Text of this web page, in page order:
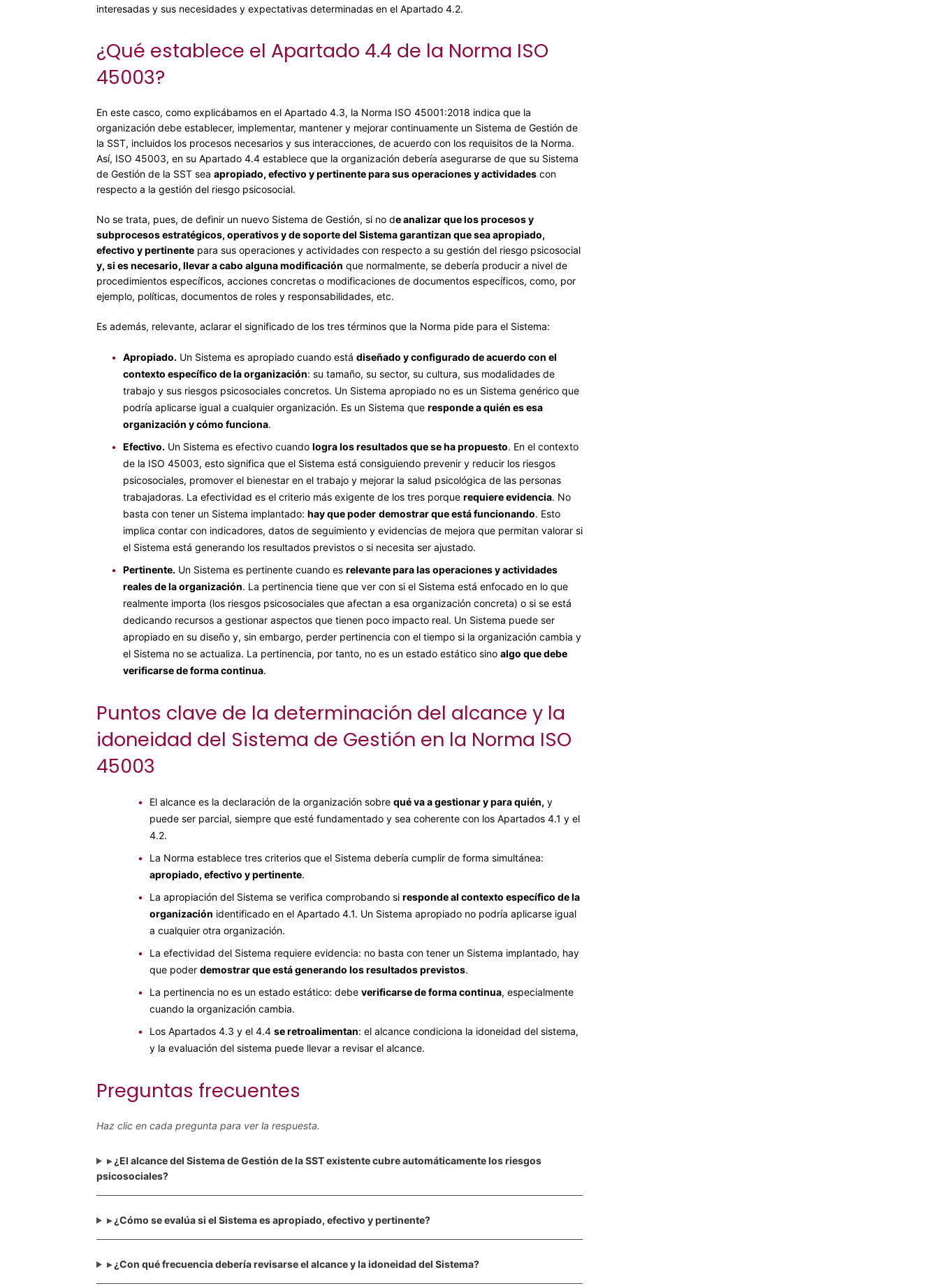
interesadas y sus necesidades y expectativas determinadas en el Apartado 4.2.
¿Qué establece el Apartado 4.4 de la Norma ISO
45003?
En este casco, como explicábamos en el Apartado 4.3, la Norma ISO 45001:2018 indica que la
organización debe establecer, implementar, mantener y mejorar continuamente un Sistema de Gestión de
la SST, incluidos los procesos necesarios y sus interacciones, de acuerdo con los requisitos de la Norma.
Así, ISO 45003, en su Apartado 4.4 establece que la organización debería asegurarse de que su Sistema
de Gestión de la SST sea apropiado, efectivo y pertinente para sus operaciones y actividades con
respecto a la gestión del riesgo psicosocial.
No se trata, pues, de definir un nuevo Sistema de Gestión, si no de analizar que los procesos y
subprocesos estratégicos, operativos y de soporte del Sistema garantizan que sea apropiado,
efectivo y pertinente para sus operaciones y actividades con respecto a su gestión del riesgo psicosocial
y, si es necesario, llevar a cabo alguna modificación que normalmente, se debería producir a nivel de
procedimientos específicos, acciones concretas o modificaciones de documentos específicos, como, por
ejemplo, políticas, documentos de roles y responsabilidades, etc.
Es además, relevante, aclarar el significado de los tres términos que la Norma pide para el Sistema:
• Apropiado.Un Sistema es apropiado cuando está diseñado y configurado de acuerdo con el
contexto específico de la organización: su tamaño, su sector, su cultura, sus modalidades de
trabajo y sus riesgos psicosociales concretos. Un Sistema apropiado no es un Sistema genérico que
podría aplicarse igual a cualquier organización. Es un Sistema que responde a quién es esa
organización y cómo funciona.
•
Efectivo.Un Sistema es efectivo cuando logra los resultados que se ha propuesto. En el contexto
de la ISO 45003, esto significa que el Sistema está consiguiendo prevenir y reducir los riesgos
psicosociales, promover el bienestar en el trabajo y mejorar la salud psicológica de las personas
trabajadoras. La efectividad es el criterio más exigente de los tres porque requiere evidencia. No
basta con tener un Sistema implantado: hay que poder demostrar que está funcionando. Esto
implica contar con indicadores, datos de seguimiento y evidencias de mejora que permitan valorar si
el Sistema está generando los resultados previstos o si necesita ser ajustado.
•
Pertinente.Un Sistema es pertinente cuando es relevante para las operaciones y actividades
reales de la organización. La pertinencia tiene que ver con si el Sistema está enfocado en lo que
realmente importa (los riesgos psicosociales que afectan a esa organización concreta) o si se está
dedicando recursos a gestionar aspectos que tienen poco impacto real. Un Sistema puede ser
apropiado en su diseño y, sin embargo, perder pertinencia con el tiempo si la organización cambia y
el Sistema no se actualiza. La pertinencia, por tanto, no es un estado estático sino algo que debe
verificarse de forma continua.
Puntos clave de la determinación del alcance y la
idoneidad del Sistema de Gestión en la Norma ISO
45003
• El alcance es la declaración de la organización sobre qué va a gestionar y para quién, y
puede ser parcial, siempre que esté fundamentado y sea coherente con los Apartados 4.1 y el
4.2.
•
La Norma establece tres criterios que el Sistema debería cumplir de forma simultánea:
apropiado, efectivo y pertinente.
•
La apropiación del Sistema se verifica comprobando si responde al contexto específico de la
organización identificado en el Apartado 4.1. Un Sistema apropiado no podría aplicarse igual
a cualquier otra organización.
•
La efectividad del Sistema requiere evidencia: no basta con tener un Sistema implantado, hay
que poder demostrar que está generando los resultados previstos.
•
La pertinencia no es un estado estático: debe verificarse de forma continua, especialmente
cuando la organización cambia.
•
Los Apartados 4.3 y el 4.4 se retroalimentan: el alcance condiciona la idoneidad del sistema,
y la evaluación del sistema puede llevar a revisar el alcance.
Preguntas frecuentes
Haz clic en cada pregunta para ver la respuesta.
▸¿El alcance del Sistema de Gestión de la SST existente cubre automáticamente los riesgos
psicosociales?
▸¿Cómo se evalúa si el Sistema es apropiado, efectivo y pertinente?
▸¿Con qué frecuencia debería revisarse el alcance y la idoneidad del Sistema?